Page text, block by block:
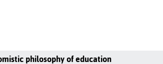
philosophy of education